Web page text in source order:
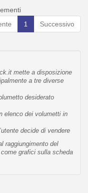
1 Successivo
mette a disposizione
a tre diverse
desiderato
elenco dei volumetti in
decide di vendere
raggiungimento del
grafici sulla scheda